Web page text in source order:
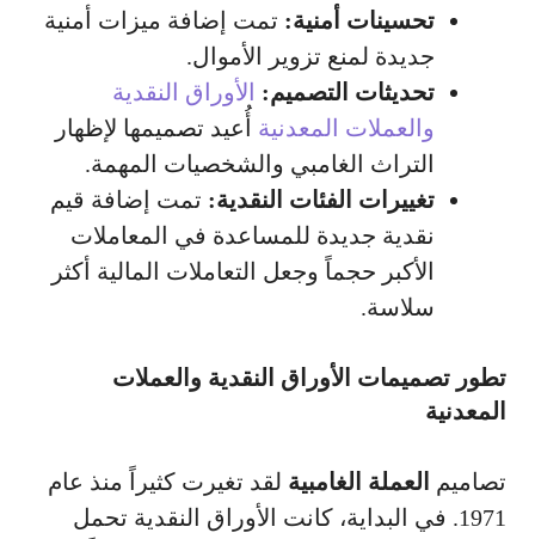
تحسينات أمنية: تمت إضافة ميزات أمنية
جديدة لمنع تزوير الأموال.
تحديثات التصميم: الأوراق النقدية
والعملات المعدنية أُعيد تصميمها لإظهار
التراث الغامبي والشخصيات المهمة.
تغييرات الفئات النقدية: تمت إضافة قيم
نقدية جديدة للمساعدة في المعاملات
الأكبر حجماً وجعل التعاملات المالية أكثر
سلاسة.
تطور تصميمات الأوراق النقدية والعملات
المعدنية
تصاميم العملة الغامبية لقد تغيرت كثيراً منذ عام
1971. في البداية، كانت الأوراق النقدية تحمل